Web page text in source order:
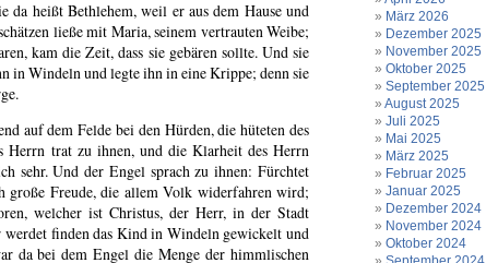
da heißt Bethlehem, weil er aus dem Hause und
ließe mit Maria, seinem vertrauten Weibe;
kam die Zeit, dass sie gebären sollte. Und sie
in Windeln und legte ihn in eine Krippe; denn sie
auf dem Felde bei den Hürden, die hüteten des
Herrn trat zu ihnen, und die Klarheit des Herrn
sehr. Und der Engel sprach zu ihnen: Fürchtet
große Freude, die allem Volk widerfahren wird;
welcher ist Christus, der Herr, in der Stadt
finden das Kind in Windeln gewickelt und
da bei dem Engel die Menge der himmlischen
März 2026
Dezember 2025
November 2025
Oktober 2025
September 2025
August 2025
Juli 2025
Mai 2025
März 2025
Februar 2025
Januar 2025
Dezember 2024
November 2024
Oktober 2024